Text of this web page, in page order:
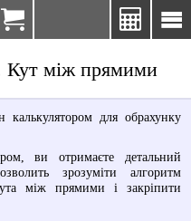



Кут між прямими
для обрахунку
ви отримаєте детальний
зрозуміти алгоритм
між прямими і закріпити